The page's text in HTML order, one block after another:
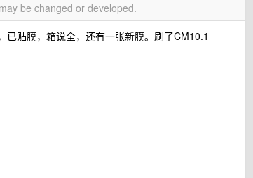
be changed or developed.
贴膜，箱说全，还有一张新膜。刷了CM10.1